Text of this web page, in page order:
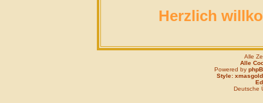
Herzlich
Alle
Alle
Powered by
Style: xmasgold
Deutsche